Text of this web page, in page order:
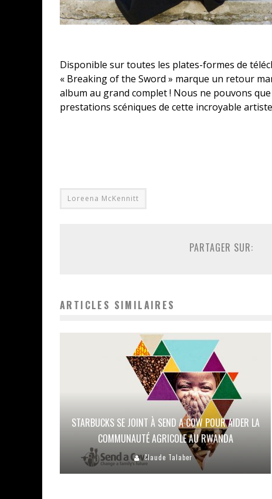
Disponible sur toutes les plates-formes de
« Breakingofthe Sword » marque un retour
album au grand complet ! Nous ne pouvons
prestations scéniques de cette incroyable
Loreena McKennitt
PARTAGER SUR:
ARTICLES SIMILAIRES
STARBUCKS SE JOINT À SEND A COW POUR AIDER LA
COMMUNAUTÉ AGRICOLE AU RWANDA
Claude Talaber